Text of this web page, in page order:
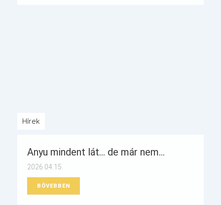
Hírek
Anyu mindent lát… de már nem...
2026.04.15.
BŐVEBBEN